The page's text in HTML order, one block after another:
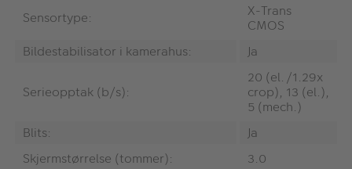
Sensortype:
X-Trans
CMOS
Bildestabilisator i kamerahus:
Ja
Serieopptak (b/s):
20 (el./1.29x
crop), 13 (el.),
5 (mech.)
Blits:
Ja
Skjermstørrelse (tommer):
3.0